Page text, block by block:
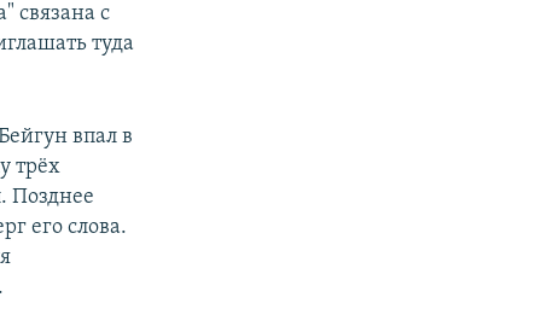
связана с
туда
впал в
трёх
Позднее
его слова.